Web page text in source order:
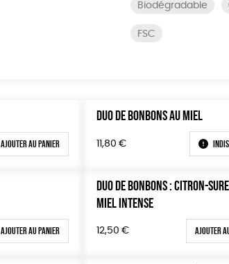
Biodégradable
FSC
Ajouter au panier
DUO DE BONBONS AU MIEL
11,80 €
Ajouter au panier
DUO DE BONBONS : CITRON-
MIEL INTENSE
12,50 € Ajouter